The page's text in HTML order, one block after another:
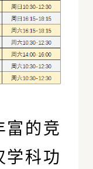
富的竞
学科功